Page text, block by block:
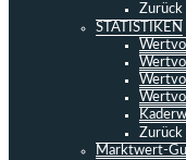
Zurück
STATISTIKEN
Zurück
Marktwert-